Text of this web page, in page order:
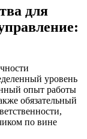
для
уровень
опыт работы
обязательный
по вине